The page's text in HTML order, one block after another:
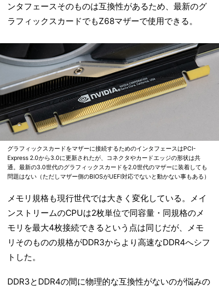
ンタフェースそのものは互換性があるため、最新のグ
ラフィックスカードでもZ68マザーで使用できる。
グラフィックスカードをマザーに接続するためのインタフェースはPCI-
Express 2.0から3.0に更新されたが、コネクタやカードエッジの形状は共
通。最新の3.0世代のグラフィックスカードを2.0世代のマザーに装着しても
問題はない（ただしマザー側のBIOSがUEFI対応でないと動かない事もある）
メモリ規格も現行世代では大きく変化している。メイ
ンストリームのCPUは2枚単位で同容量・同規格のメ
モリを最大4枚接続できるという点は同じだが、メモ
リそのものの規格がDDR3からより高速なDDR4へシフ
トした。
DDR3とDDR4の間に物理的な互換性がないのが悩みの